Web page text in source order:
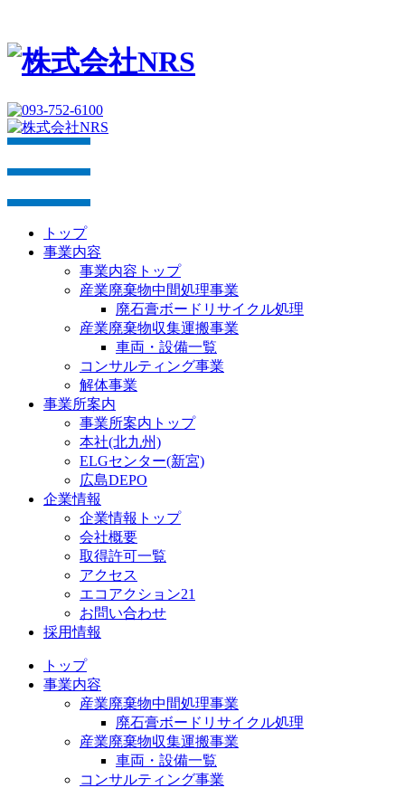
トップ
事業内容
事業内容トップ
産業廃棄物中間処理事業
廃石膏ボードリサイクル処理
産業廃棄物収集運搬事業
車両・設備一覧
コンサルティング事業
解体事業
事業所案内
事業所案内トップ
本社(北九州)
ELGセンター(新宮)
広島DEPO
企業情報
企業情報トップ
会社概要
取得許可一覧
アクセス
エコアクション21
お問い合わせ
採用情報
トップ
事業内容
産業廃棄物中間処理事業
廃石膏ボードリサイクル処理
産業廃棄物収集運搬事業
車両・設備一覧
コンサルティング事業